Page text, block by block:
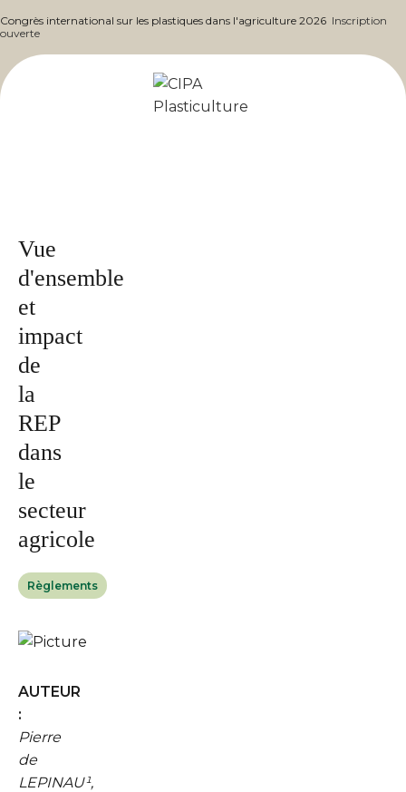
Congrès international sur les plastiques dans l'agriculture 2026 Inscription
ouverte
Vue
d'ensemble
et
impact
de
la
REP
dans
le
secteur
agricole
Règlements
AUTEUR
:
Pierre
de
LEPINAU¹,